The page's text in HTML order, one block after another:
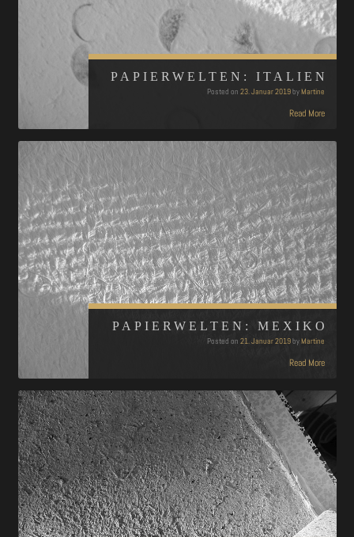
PAPIERWELTEN: ITALIEN
Posted on 23. Januar 2019byMartine
Read More
PAPIERWELTEN: MEXIKO
Posted on 21. Januar 2019byMartine
Read More